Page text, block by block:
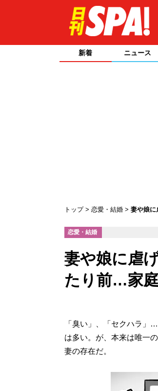
新着 ニュース
トップ 恋愛・結婚
妻や娘に
恋愛・結婚
妻や娘に虐
たり前…家
「臭い」、「セクハラ
は多い。が、本来は唯一
妻の存在だ。